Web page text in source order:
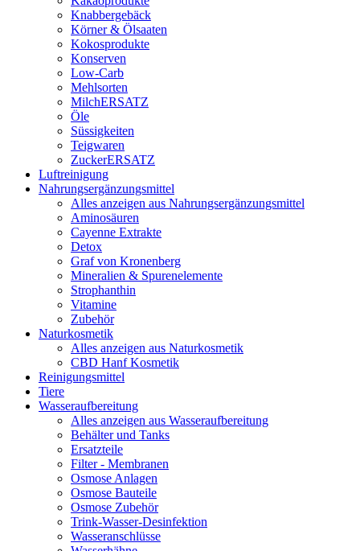
Knabbergebäck
Körner & Ölsaaten
Kokosprodukte
Konserven
Low-Carb
Mehlsorten
MilchERSATZ
Öle
Süssigkeiten
Teigwaren
ZuckerERSATZ
Luftreinigung
Nahrungsergänzungsmittel
Alles anzeigen aus Nahrungsergänzungsmittel
Aminosäuren
Cayenne Extrakte
Detox
Graf von Kronenberg
Mineralien & Spurenelemente
Strophanthin
Vitamine
Zubehör
Naturkosmetik
Alles anzeigen aus Naturkosmetik
CBD Hanf Kosmetik
Reinigungsmittel
Tiere
Wasseraufbereitung
Alles anzeigen aus Wasseraufbereitung
Behälter und Tanks
Ersatzteile
Filter - Membranen
Osmose Anlagen
Osmose Bauteile
Osmose Zubehör
Trink-Wasser-Desinfektion
Wasseranschlüsse